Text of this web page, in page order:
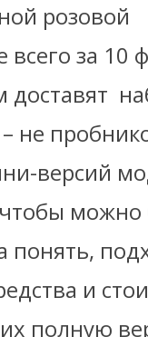
розовой
всего за 10
доставят
не
версий
понять,
и
полную